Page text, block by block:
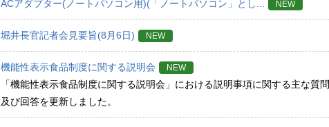
ACアダプター(ノートパソコン用)(「ノートパソコン」とし...
NEW
堀井長官記者会見要旨(8月6日) NEW
機能性表示食品制度に関する説明会 NEW
「機能性表示食品制度に関する説明会」における説明事項に関する主な質問
及び回答を更新しました。